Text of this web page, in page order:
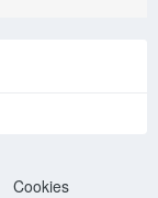
Cookies